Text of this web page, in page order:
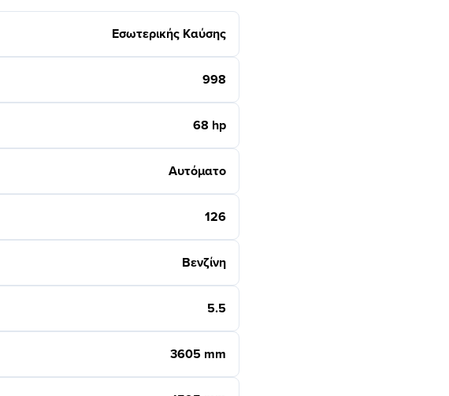
Εσωτερικής Καύσης
998
68 hp
Αυτόματο
126
Βενζίνη
5.5
3605 mm